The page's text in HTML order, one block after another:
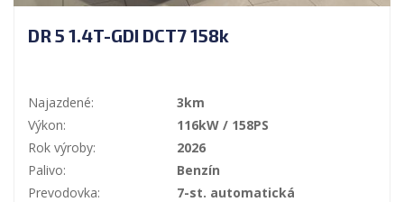
DR 5 1.4T-GDI DCT7 158k
Najazdené:
3km
Výkon:
116kW / 158PS
Rok výroby:
2026
Palivo:
Benzín
Prevodovka:
7-st. automatická